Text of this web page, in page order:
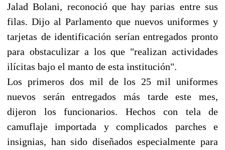
Jalad Bolani, reconoció que hay parias entre sus
filas. Dijo al Parlamento que nuevos uniformes y
tarjetas de identificación serían entregados pronto
para obstaculizar a los que "realizan actividades
ilícitas bajo el manto de esta institución".
Los primeros dos mil de los 25 mil uniformes
nuevos serán entregados más tarde este mes,
dijeron los funcionarios. Hechos con tela de
camuflaje importada y complicados parches e
insignias, han sido diseñados especialmente para